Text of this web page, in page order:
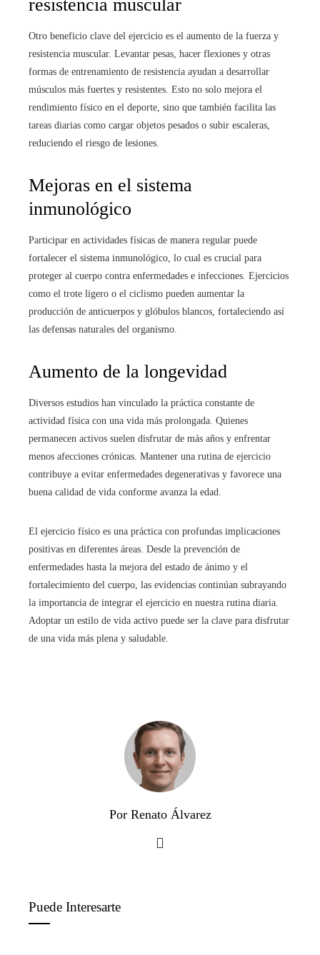
resistencia muscular
Otro beneficio clave del ejercicio es el aumento de la fuerza y
resistencia muscular. Levantar pesas, hacer flexiones y otras
formas de entrenamiento de resistencia ayudan a desarrollar
músculos más fuertes y resistentes. Esto no solo mejora el
rendimiento físico en el deporte, sino que también facilita las
tareas diarias como cargar objetos pesados o subir escaleras,
reduciendo el riesgo de lesiones.
Mejoras en el sistema
inmunológico
Participar en actividades físicas de manera regular puede
fortalecer el sistema inmunológico, lo cual es crucial para
proteger al cuerpo contra enfermedades e infecciones. Ejercicios
como el trote ligero o el ciclismo pueden aumentar la
producción de anticuerpos y glóbulos blancos, fortaleciendo así
las defensas naturales del organismo.
Aumento de la longevidad
Diversos estudios han vinculado la práctica constante de
actividad física con una vida más prolongada. Quienes
permanecen activos suelen disfrutar de más años y enfrentar
menos afecciones crónicas. Mantener una rutina de ejercicio
contribuye a evitar enfermedades degenerativas y favorece una
buena calidad de vida conforme avanza la edad.
El ejercicio físico es una práctica con profundas implicaciones
positivas en diferentes áreas. Desde la prevención de
enfermedades hasta la mejora del estado de ánimo y el
fortalecimiento del cuerpo, las evidencias continúan subrayando
la importancia de integrar el ejercicio en nuestra rutina diaria.
Adoptar un estilo de vida activo puede ser la clave para disfrutar
de una vida más plena y saludable.
Por Renato Álvarez
Puede Interesarte